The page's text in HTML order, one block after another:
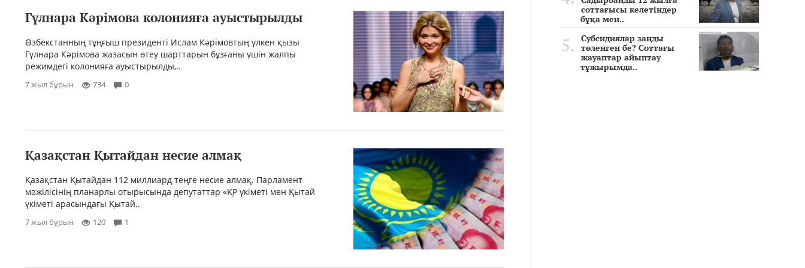
Гүлнара Кәрімова колонияға ауыстырылды
Өзбекстанның тұңғыш президенті Ислам Кәрімовтың үлкен қызы
Гүлнара Кәрімова жазасын өтеу шарттарын бұзғаны үшін жалпы
режимдегі колонияға ауыстырылды,..
7 жыл бұрын 734 0
Қазақстан Қытайдан несие алмақ
Қазақстан Қытайдан 112 миллиард теңге несие алмақ. Парламент
мәжілісінің планарлы отырысында депутаттар «ҚР үкіметі мен Қытай
үкіметі арасындағы Қытай..
7 жыл бұрын 120 1
соттағысы келетіндер
бұқа мен..
Субсидиялар заңды
төленген бе? Соттағы
жауаптар айыптау
тұжырымда..